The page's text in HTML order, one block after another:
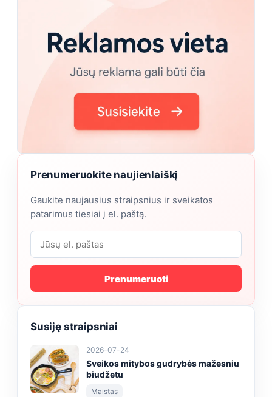
Prenumeruokite naujienlaiškį
Gaukite naujausius straipsnius ir sveikatos
patarimus tiesiai į el. paštą.
Prenumeruoti
Susiję straipsniai
2026-07-24
Sveikos mitybos gudrybės mažesniu
biudžetu
Maistas